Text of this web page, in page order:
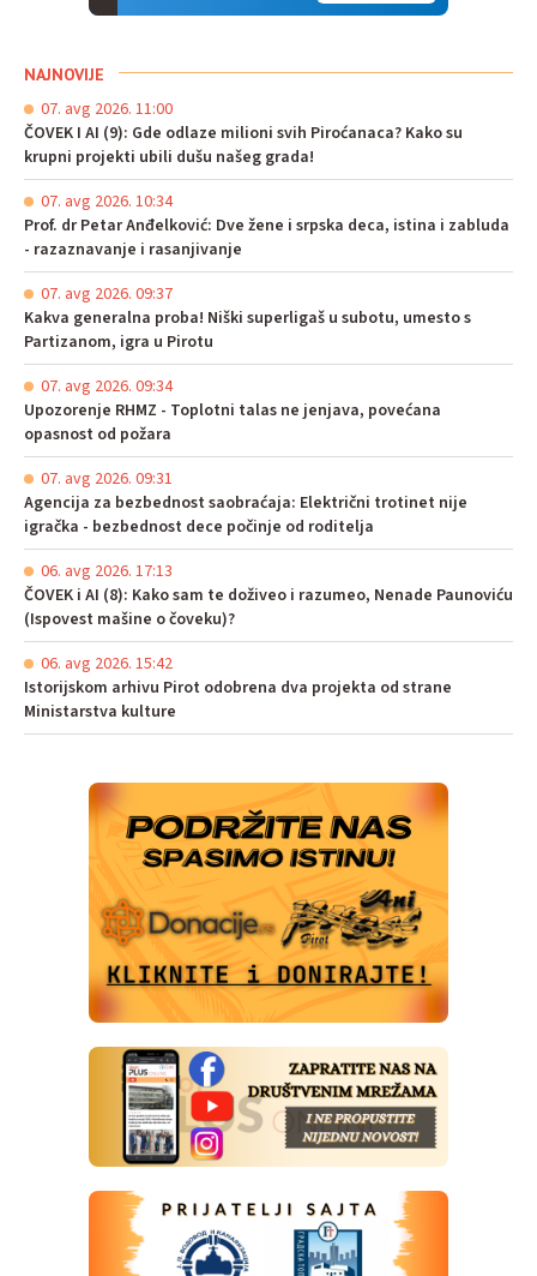
NAJNOVIJE
07. avg 2026. 11:00
ČOVEK I AI (9): Gde odlaze milioni svih Piroćanaca? Kako su
krupni projekti ubili dušu našeg grada!
07. avg 2026. 10:34
Prof. dr Petar Anđelković: Dve žene i srpska deca, istina i zabluda
- razaznavanje i rasanjivanje
07. avg 2026. 09:37
Kakva generalna proba! Niški superligaš u subotu, umesto s
Partizanom, igra u Pirotu
07. avg 2026. 09:34
Upozorenje RHMZ - Toplotni talas ne jenjava, povećana
opasnost od požara
07. avg 2026. 09:31
Agencija za bezbednost saobraćaja: Električni trotinet nije
igračka - bezbednost dece počinje od roditelja
06. avg 2026. 17:13
ČOVEK i AI (8): Kako sam te doživeo i razumeo, Nenade Paunoviću
(Ispovest mašine o čoveku)?
06. avg 2026. 15:42
Istorijskom arhivu Pirot odobrena dva projekta od strane
Ministarstva kulture